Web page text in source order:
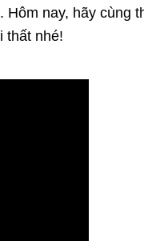
nay, hãy cùng
thất nhé!